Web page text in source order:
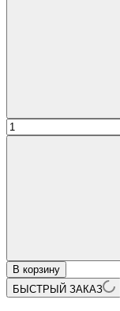
В корзину
БЫСТРЫЙ ЗАКАЗ